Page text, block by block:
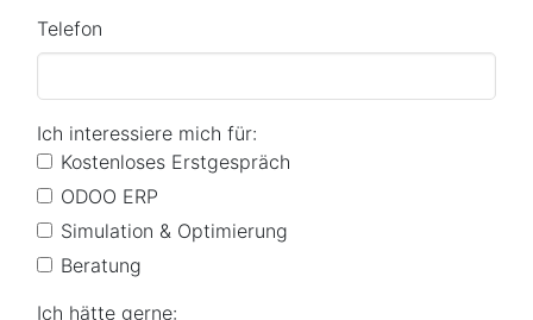
Telefon
Ich interessiere mich für:
Kostenloses Erstgespräch
ODOO ERP
Simulation & Optimierung
Beratung
Ich hätte gerne: